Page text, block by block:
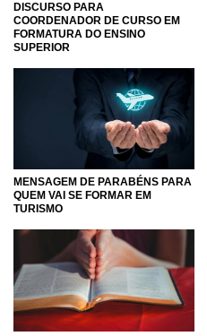
DISCURSO PARA
COORDENADOR DE CURSO EM
FORMATURA DO ENSINO
SUPERIOR
MENSAGEM DE PARABÉNS PARA
QUEM VAI SE FORMAR EM
TURISMO